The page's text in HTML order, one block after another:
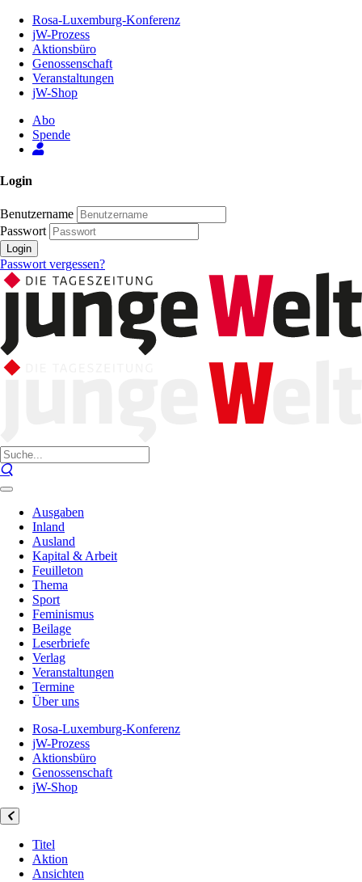
Inhalt
Seite
Rosa-Luxemburg-Konferenz
jW-Prozess
Aktionsbüro
Genossenschaft
Veranstaltungen
jW-Shop
Abo
Spende
Login
Benutzername
Passwort
Login
Passwort vergessen?
Ausgaben
Inland
Ausland
Kapital & Arbeit
Feuilleton
Thema
Sport
Feminismus
Beilage
Leserbriefe
Verlag
Veranstaltungen
Termine
Über uns
Rosa-Luxemburg-Konferenz
jW-Prozess
Aktionsbüro
Genossenschaft
jW-Shop
Titel
Aktion
Ansichten